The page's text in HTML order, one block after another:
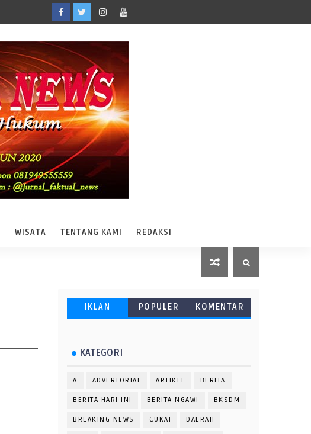
WISATA TENTANG KAMI REDAKSI
IKLAN POPULER KOMENTAR
KATEGORI
A ADVERTORIAL ARTIKEL BERITA
BERITA HARI INI BERITA NGAWI BKSDM
BREAKING NEWS CUKAI DAERAH